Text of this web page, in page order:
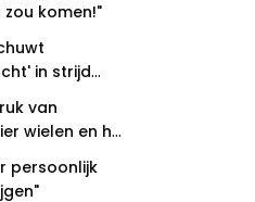
komen!"
in strijd
van
wielen en hij
persoonlijk